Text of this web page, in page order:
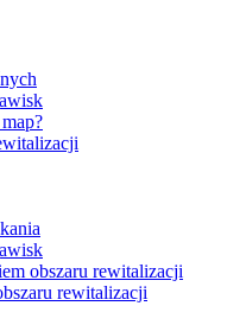
obszaru rewitalizacji
rewitalizacji